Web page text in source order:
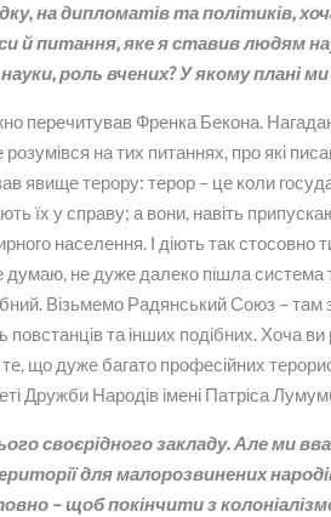
на дипломатів та політиків,
й питання, яке я ставив людям
роль вчених? У якому плані
перечитував Френка Бекона.
на тих питаннях, про які
явище терору: терор – це коли
їх у справу; а вони, навіть
населення. І діють так стосовно
думаю, не дуже далеко пішла
Візьмемо Радянський Союз –
повстанців та інших подібних. Хоча
те, що дуже багато професійних
Дружби Народів імені Патріса
своєрідного закладу. Але ми
для малорозвинених
– щоб покінчити з